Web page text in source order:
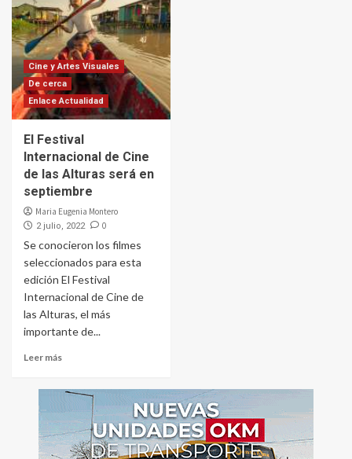
Cine y Artes Visuales
De cerca
Enlace Actualidad
El Festival
Internacional de Cine
de las Alturas será en
septiembre
Maria Eugenia Montero
2 julio, 2022 0
Se conocieron los filmes
seleccionados para esta
edición El Festival
Internacional de Cine de
las Alturas, el más
importante de...
Leer más